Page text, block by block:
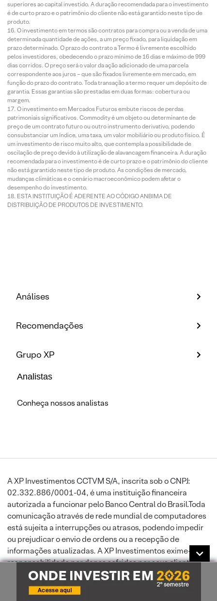
superiores ao capital investido. A duração recomendada para o investimento
é de curto prazo e o patrimônio do cliente não está garantido neste tipo de
produto.
O investimento em termos são contratos para compra ou a venda de uma
determinada quantidade de ações, a um preço fixado, para liquidação em
prazo determinado. O prazo do contrato a Termo é livremente escolhido
pelos investidores, obedecendo o prazo mínimo de 16 dias e máximo de 999
dias corridos. O preço será o valor da ação adicionado de uma parcela
correspondente aos juros – que são fixados livremente em mercado, em
função do prazo do contrato. Toda transação a termo requer um depósito de
garantia. Essas garantias são prestadas em duas formas: cobertura ou
margem.
O investimento em Mercados Futuros embute riscos de perdas
patrimoniais significativos. Commodity é um objeto ou determinante de
preço de um contrato futuro ou outro instrumento derivativo, podendo
consubstanciar um índice, uma taxa, um valor mobiliário ou produto físico. É
um investimento de risco muito alto, que contempla a possibilidade de
oscilação de preço devido à utilização de alavancagem financeira. A duração
recomendada para o investimento é de curto prazo e o patrimônio do cliente
não está garantido neste tipo de produto. As condições de mercado,
mudanças climáticas e o cenário macroeconômico podem afetar o
desempenho do investimento.
ESTA INSTITUIÇÃO É ADERENTE AO CÓDIGO ANBIMA DE
DISTRIBUIÇÃO DE PRODUTOS DE INVESTIMENTO.
Análises
Recomendações
Grupo XP
Analistas
Conheça nossos analistas
A XP Investimentos CCTVM S/A, inscrita sob o CNPJ:
02.332.886/0001-04, é uma instituição financeira
autorizada a funcionar pelo Banco Central do Brasil.Toda
comunicação através de rede mundial de computadores
está sujeita a interrupções ou atrasos, podendo impedir
ou prejudicar o envio de ordens ou a recepção de
informações atualizadas. A XP Investimentos exime-se de
responsabilidade por danos sofridos por seus clientes,
por força de falha de serviços disponibilizados por
terceiros. A XP Investimentos CCTVM S/A é instituição
autorizada a funcionar pelo Banco Central do Brasil.